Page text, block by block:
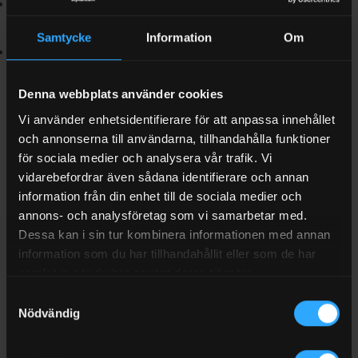
Samtycke Information Om
Denna webbplats använder cookies
Vi använder enhetsidentifierare för att anpassa innehållet
och annonserna till användarna, tillhandahålla funktioner
för sociala medier och analysera vår trafik. Vi
vidarebefordrar även sådana identifierare och annan
information från din enhet till de sociala medier och
annons- och analysföretag som vi samarbetar med.
Dessa kan i sin tur kombinera informationen med annan
information som du har tillhandahållit eller som de har
Nödvändig
Huvudanvändning:
Hydraulsystem, hydrostatiska växlar,
NSF H1
NSF ISO 21469
Kosher
Halal
DIN 51524:HLP
ISO 6743-4:L-HM
delar av anläggningen kan det vara klokt att samordna valet